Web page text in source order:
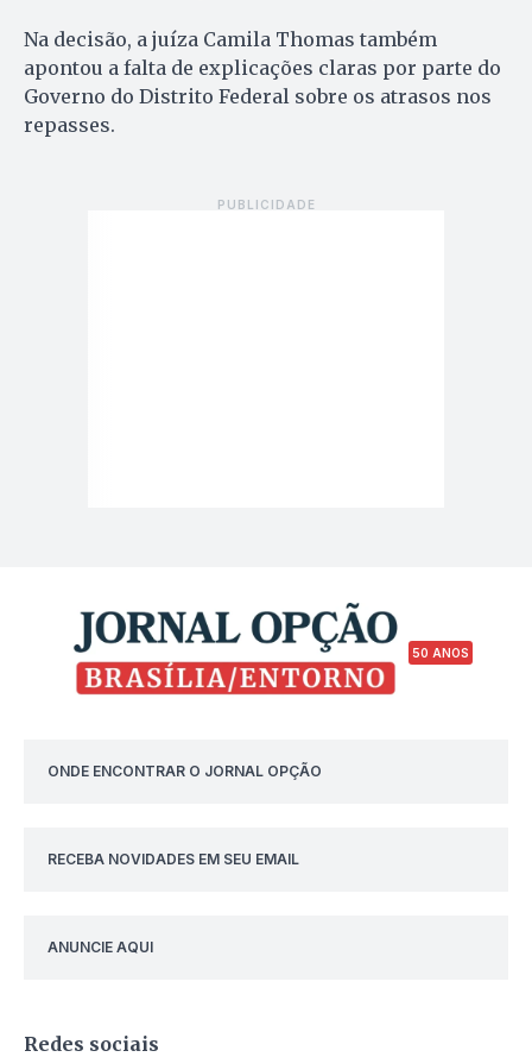
Na decisão, a juíza Camila Thomas também
apontou a falta de explicações claras por parte do
Governo do Distrito Federal sobre os atrasos nos
repasses.
50 ANOS
ONDE ENCONTRAR O JORNAL OPÇÃO
RECEBA NOVIDADES EM SEU EMAIL
ANUNCIE AQUI
Redes sociais